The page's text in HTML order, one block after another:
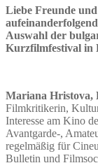
Liebe Freunde
Auswahl der
Kurzfilmfestival in
Mariana Hristova,
Filmkritikerin,
Interesse am Kino
Avantgarde-,
regelmäßig für
Bulletin und